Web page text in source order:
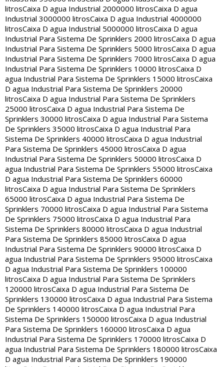
litrosCaixa D agua Industrial 2000000 litrosCaixa D agua
Industrial 3000000 litrosCaixa D agua Industrial 4000000
litrosCaixa D agua Industrial 5000000 litrosCaixa D agua
Industrial Para Sistema De Sprinklers 2000 litrosCaixa D agua
Industrial Para Sistema De Sprinklers 5000 litrosCaixa D agua
Industrial Para Sistema De Sprinklers 7000 litrosCaixa D agua
Industrial Para Sistema De Sprinklers 10000 litrosCaixa D
agua Industrial Para Sistema De Sprinklers 15000 litrosCaixa
D agua Industrial Para Sistema De Sprinklers 20000
litrosCaixa D agua Industrial Para Sistema De Sprinklers
25000 litrosCaixa D agua Industrial Para Sistema De
Sprinklers 30000 litrosCaixa D agua Industrial Para Sistema
De Sprinklers 35000 litrosCaixa D agua Industrial Para
Sistema De Sprinklers 40000 litrosCaixa D agua Industrial
Para Sistema De Sprinklers 45000 litrosCaixa D agua
Industrial Para Sistema De Sprinklers 50000 litrosCaixa D
agua Industrial Para Sistema De Sprinklers 55000 litrosCaixa
D agua Industrial Para Sistema De Sprinklers 60000
litrosCaixa D agua Industrial Para Sistema De Sprinklers
65000 litrosCaixa D agua Industrial Para Sistema De
Sprinklers 70000 litrosCaixa D agua Industrial Para Sistema
De Sprinklers 75000 litrosCaixa D agua Industrial Para
Sistema De Sprinklers 80000 litrosCaixa D agua Industrial
Para Sistema De Sprinklers 85000 litrosCaixa D agua
Industrial Para Sistema De Sprinklers 90000 litrosCaixa D
agua Industrial Para Sistema De Sprinklers 95000 litrosCaixa
D agua Industrial Para Sistema De Sprinklers 100000
litrosCaixa D agua Industrial Para Sistema De Sprinklers
120000 litrosCaixa D agua Industrial Para Sistema De
Sprinklers 130000 litrosCaixa D agua Industrial Para Sistema
De Sprinklers 140000 litrosCaixa D agua Industrial Para
Sistema De Sprinklers 150000 litrosCaixa D agua Industrial
Para Sistema De Sprinklers 160000 litrosCaixa D agua
Industrial Para Sistema De Sprinklers 170000 litrosCaixa D
agua Industrial Para Sistema De Sprinklers 180000 litrosCaixa
D agua Industrial Para Sistema De Sprinklers 190000